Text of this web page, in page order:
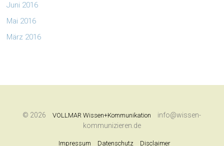
Juni 2016
Mai 2016
März 2016
© 2026 VOLLMAR Wissen+Kommunikation
info@wissen-
kommunizieren.de
Impressum Datenschutz Disclaimer